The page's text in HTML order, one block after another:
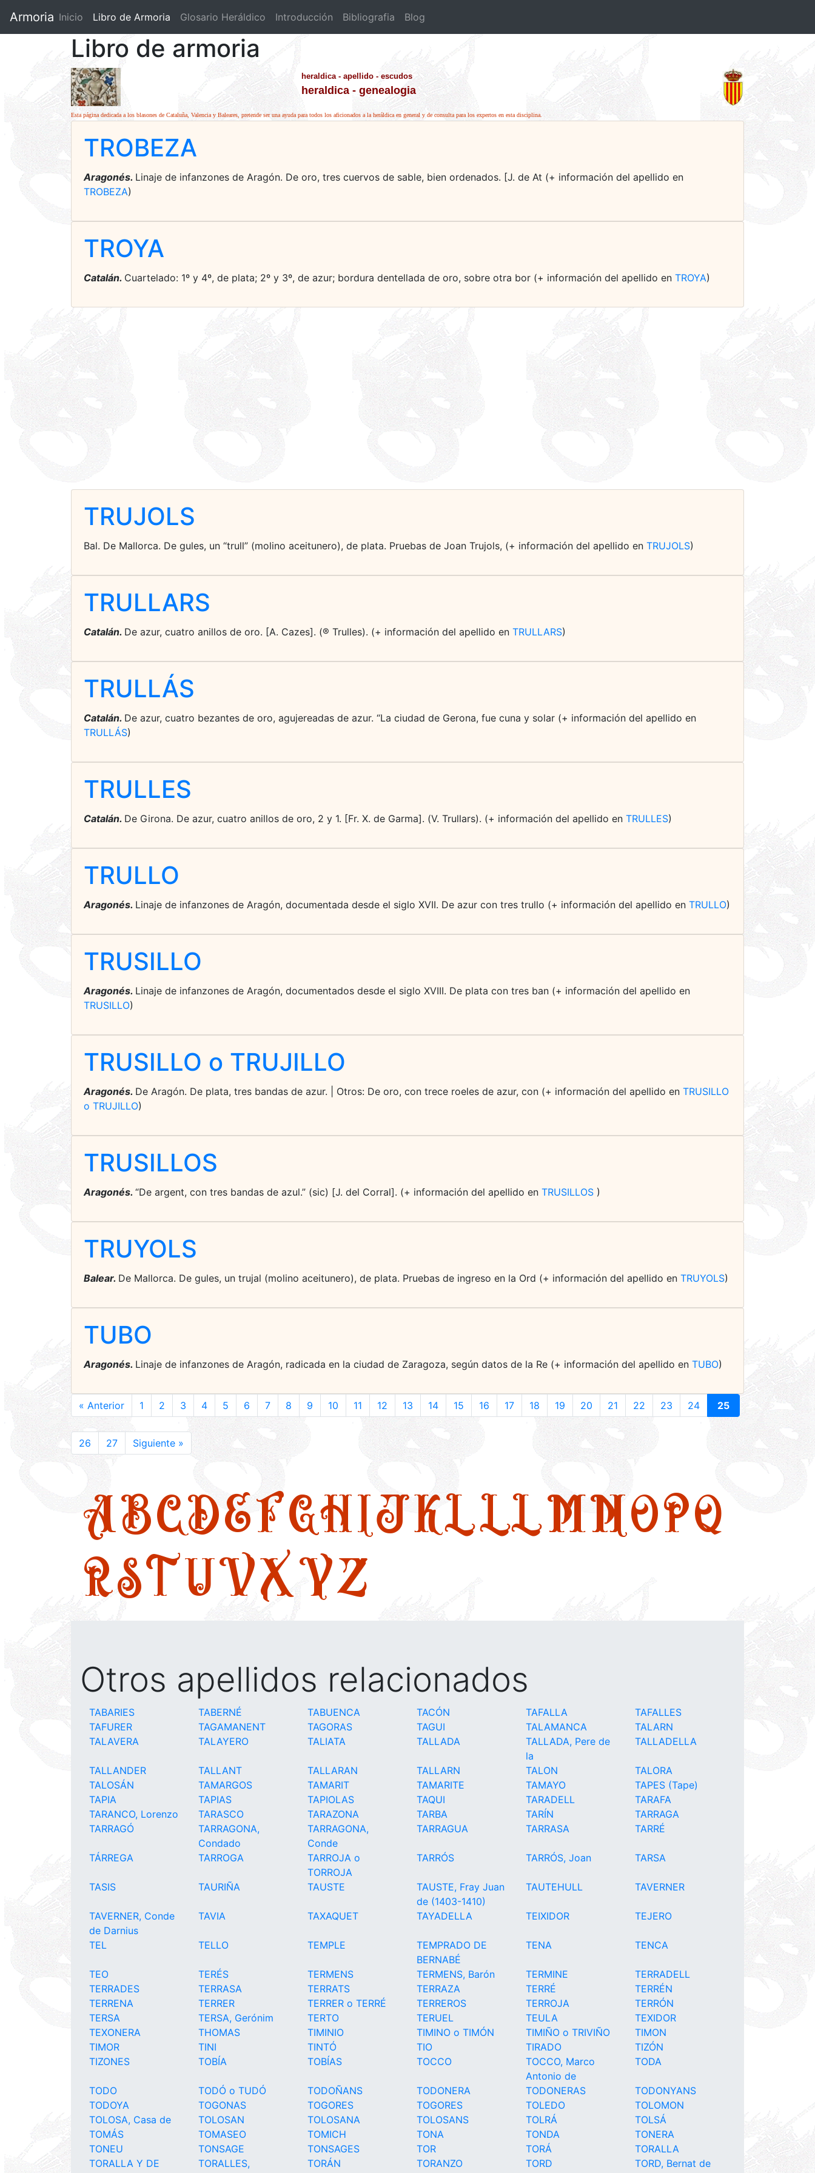
Armoria Inicio Libro de Armoria (current)
Glosario Heráldico Introducción Bibliografia Blog
Libro de armoria
heraldica - apellido - escudos
heraldica - genealogia
Esta página dedicada a los blasones de Cataluña, Valencia y Baleares, pretende ser una ayuda para todos los aficionados a la heráldica en general y de consulta para los expertos en esta disciplina.
TROBEZA
Aragonés. Linaje de infanzones de Aragón. De oro, tres cuervos de sable, bien ordenados. [J. de At (+ información del apellido en
TROBEZA)
TROYA
Catalán. Cuartelado: 1º y 4º, de plata; 2º y 3º, de azur; bordura dentellada de oro, sobre otra bor (+ información del apellido en TROYA)
TRUJOLS
Bal. De Mallorca. De gules, un “trull” (molino aceitunero), de plata. Pruebas de Joan Trujols, (+ información del apellido en TRUJOLS)
TRULLARS
Catalán. De azur, cuatro anillos de oro. [A. Cazes]. (® Trulles). (+ información del apellido en TRULLARS)
TRULLÁS
Catalán. De azur, cuatro bezantes de oro, agujereadas de azur. “La ciudad de Gerona, fue cuna y solar (+ información del apellido en
TRULLÁS)
TRULLES
Catalán. De Girona. De azur, cuatro anillos de oro, 2 y 1. [Fr. X. de Garma]. (V. Trullars). (+ información del apellido en TRULLES)
TRULLO
Aragonés. Linaje de infanzones de Aragón, documentada desde el siglo XVII. De azur con tres trullo (+ información del apellido en TRULLO)
TRUSILLO
Aragonés. Linaje de infanzones de Aragón, documentados desde el siglo XVIII. De plata con tres ban (+ información del apellido en
TRUSILLO)
TRUSILLO o TRUJILLO
Aragonés. De Aragón. De plata, tres bandas de azur. | Otros: De oro, con trece roeles de azur, con (+ información del apellido en TRUSILLO
o TRUJILLO)
TRUSILLOS
Aragonés. “De argent, con tres bandas de azul.” (sic) [J. del Corral]. (+ información del apellido en TRUSILLOS )
TRUYOLS
Balear. De Mallorca. De gules, un trujal (molino aceitunero), de plata. Pruebas de ingreso en la Ord (+ información del apellido en TRUYOLS)
TUBO
Aragonés. Linaje de infanzones de Aragón, radicada en la ciudad de Zaragoza, según datos de la Re (+ información del apellido en TUBO)
« Anterior 1 2 3 4 5 6 7 8 9 10 11 12 13 14 15 16 17 18 19 20 21 22 23 24 25
26 27 Siguiente »
ABCDEFGHIJKLLLMNOPQ
RSTUVXYZ
Otros apellidos relacionados
TABARIES TABERNÉ TABUENCA TACÓN TAFALLA
TAFALLES
TAFURER
TAGAMANENT TAGORAS TAGUI TALAMANCA
TALARN
TALAVERA
TALAYERO TALIATA TALLADA
TALLADA, Pere de
la
TALLADELLA
TALLANDER TALLANT TALLARAN TALLARN TALON
TALORA
TALOSÁN
TAMARGOS TAMARIT TAMARITE TAMAYO
TAPES (Tape)
TAPIA
TAPIAS TAPIOLAS TAQUI TARADELL
TARAFA
TARANCO, Lorenzo
TARASCO TARAZONA TARBA TARÍN
TARRAGA
TARRAGÓ
TARRAGONA,
Condado
TARRAGONA,
Conde
TARRAGUA TARRASA TARRÉ
TÁRREGA TARROGA
TARROJA o
TORROJA
TARRÓS TARRÓS, Joan TARSA
TASIS TAURIÑA TAUSTE
TAUSTE, Fray Juan
de (1403-1410)
TAUTEHULL TAVERNER
TAVERNER, Conde
de Darnius
TAVIA TAXAQUET TAYADELLA TEIXIDOR TEJERO
TEL TELLO TEMPLE
TEMPRADO DE
BERNABÉ
TENA TENCA
TEO TERÉS TERMENS TERMENS, Barón TERMINE
TERRADELL
TERRADES
TERRASA TERRATS TERRAZA TERRÉ
TERRÉN
TERRENA
TERRER TERRER o TERRÉ TERREROS TERROJA
TERRÓN
TERSA
TERSA, Gerónim TERTO TERUEL TEULA
TEXIDOR
TEXONERA
THOMAS TIMINIO TIMINO o TIMÓN TIMIÑO o TRIVIÑO
TIMON
TIMOR
TINI TINTÓ TIO TIRADO
TIZÓN
TIZONES
TOBÍA TOBÍAS TOCCO
TOCCO, Marco
Antonio de
TODA
TODO TODÓ o TUDÓ TODOÑANS TODONERA TODONERAS
TODONYANS
TODOYA
TOGONAS TOGORES TOGORES TOLEDO
TOLOMON
TOLOSA, Casa de
TOLOSAN TOLOSANA TOLOSANS TOLRÁ
TOLSÁ
TOMÁS
TOMASEO TOMICH TONA TONDA
TONERA
TONEU
TONSAGE TONSAGES TOR TORÁ
TORALLA
TORALLA Y DE
TORALLES,
TORÁN TORANZO TORD TORD, Bernat de